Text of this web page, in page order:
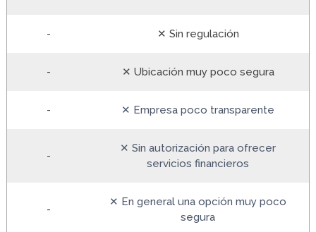
- ✕ Sin regulación
- ✕ Ubicación muy poco segura
- ✕ Empresa poco transparente
-
✕ Sin autorización para ofrecer
servicios financieros
-
✕ En general una opción muy poco
segura